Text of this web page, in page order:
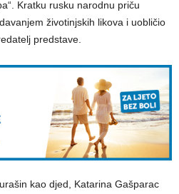
Kratku rusku narodnu priču
životinjskih likova i uobličio
predstave.
kao djed, Katarina Gašparac